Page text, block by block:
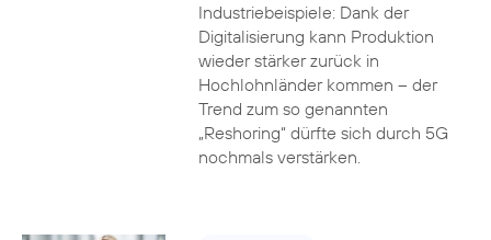
Industriebeispiele: Dank der
Digitalisierung kann Produktion
wieder stärker zurück in
Hochlohnländer kommen – der
Trend zum so genannten
„Reshoring“ dürfte sich durch 5G
nochmals verstärken.